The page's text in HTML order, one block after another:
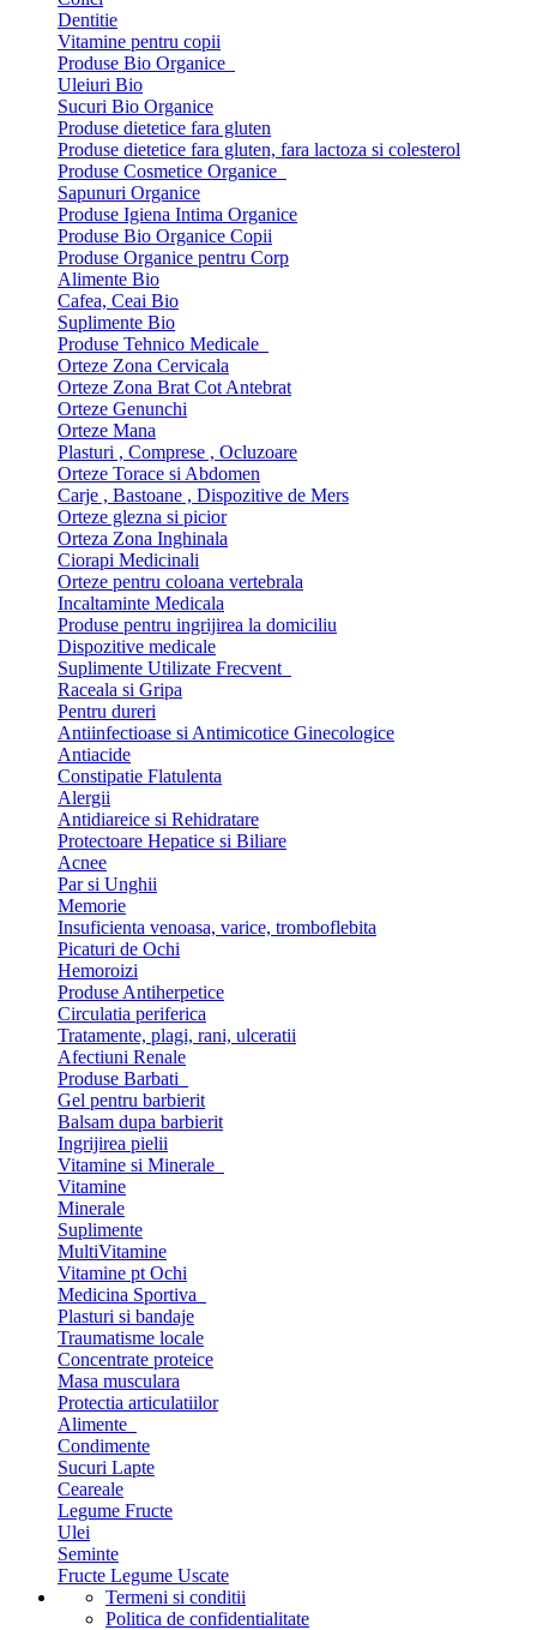
Dentitie
Vitamine pentru copii
Produse Bio Organice
Uleiuri Bio
Sucuri Bio Organice
Produse dietetice fara gluten
Produse dietetice fara gluten, fara lactoza si colesterol
Produse Cosmetice Organice
Sapunuri Organice
Produse Igiena Intima Organice
Produse Bio Organice Copii
Produse Organice pentru Corp
Alimente Bio
Cafea, Ceai Bio
Suplimente Bio
Produse Tehnico Medicale
Orteze Zona Cervicala
Orteze Zona Brat Cot Antebrat
Orteze Genunchi
Orteze Mana
Plasturi , Comprese , Ocluzoare
Orteze Torace si Abdomen
Carje , Bastoane , Dispozitive de Mers
Orteze glezna si picior
Orteza Zona Inghinala
Ciorapi Medicinali
Orteze pentru coloana vertebrala
Incaltaminte Medicala
Produse pentru ingrijirea la domiciliu
Dispozitive medicale
Suplimente Utilizate Frecvent
Raceala si Gripa
Pentru dureri
Antiinfectioase si Antimicotice Ginecologice
Antiacide
Constipatie Flatulenta
Alergii
Antidiareice si Rehidratare
Protectoare Hepatice si Biliare
Acnee
Par si Unghii
Memorie
Insuficienta venoasa, varice, tromboflebita
Picaturi de Ochi
Hemoroizi
Produse Antiherpetice
Circulatia periferica
Tratamente, plagi, rani, ulceratii
Afectiuni Renale
Produse Barbati
Gel pentru barbierit
Balsam dupa barbierit
Ingrijirea pielii
Vitamine si Minerale
Vitamine
Minerale
Suplimente
MultiVitamine
Vitamine pt Ochi
Medicina Sportiva
Plasturi si bandaje
Traumatisme locale
Concentrate proteice
Masa musculara
Protectia articulatiilor
Alimente
Condimente
Sucuri Lapte
Ceareale
Legume Fructe
Ulei
Seminte
Fructe Legume Uscate
Termeni si conditii
Politica de confidentialitate